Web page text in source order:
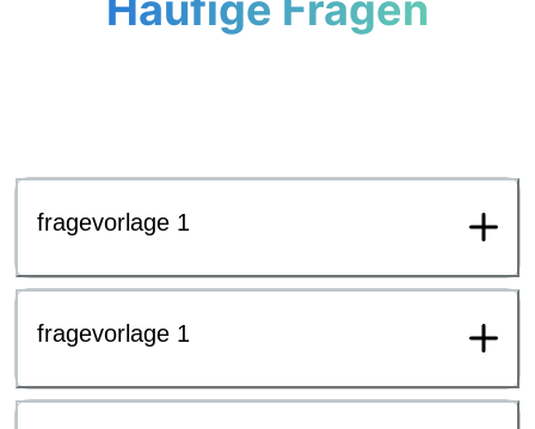
fragevorlage 1
fragevorlage 1